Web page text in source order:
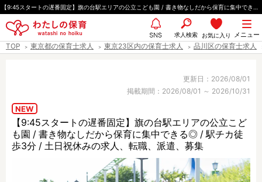
ペ
ー
の
【9:45スタートの遅番固定】旗の台駅エリアの公立こども園 / 書き物なしだから保育に集中できる◎ / 駅チカ徒歩3分 / 土日祝休み
メニュー
お気に入り
求人検索
SNS
TOP 東京都の保育士求人 東京23区内の保育士求人 品川区の保育士求人
更新日：2026/08/01
掲載期間：2026/08/01 ～ 2026/10/31
NEW
【9:45スタートの遅番固定】旗の台駅エリアの公立こど
も園 / 書き物なしだから保育に集中できる◎ / 駅チカ徒
歩3分 / 土日祝休みの求人、転職、派遣、募集
都道府県
雇用形態